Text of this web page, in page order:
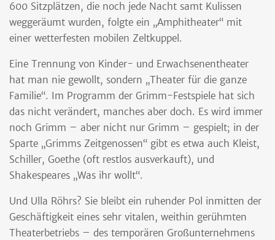
600 Sitzplätzen, die noch jede Nacht samt Kulissen
weggeräumt wurden, folgte ein „Amphitheater“ mit
einer wetterfesten mobilen Zeltkuppel.
Eine Trennung von Kinder- und Erwachsenentheater
hat man nie gewollt, sondern „Theater für die ganze
Familie“. Im Programm der Grimm-Festspiele hat sich
das nicht verändert, manches aber doch. Es wird immer
noch Grimm – aber nicht nur Grimm – gespielt; in der
Sparte „Grimms Zeitgenossen“ gibt es etwa auch Kleist,
Schiller, Goethe (oft restlos ausverkauft), und
Shakespeares „Was ihr wollt“.
Und Ulla Röhrs? Sie bleibt ein ruhender Pol inmitten der
Geschäftigkeit eines sehr vitalen, weithin gerühmten
Theaterbetriebs – des temporären Großunternehmens